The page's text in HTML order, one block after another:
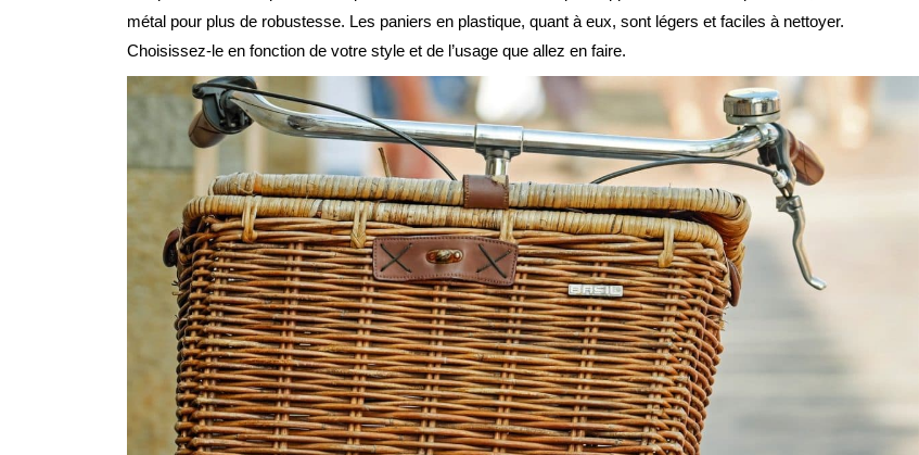
métal pour plus de robustesse. Les paniers en plastique, quant à eux, sont légers et faciles à nettoyer.
Choisissez-le en fonction de votre style et de l’usage que allez en faire.